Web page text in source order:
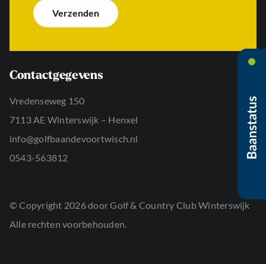
e
r
a
*
s
*
i
c
*
Verzenden
Contactgegevens
Vredenseweg 150
7113 AE Winterswijk – Henxel
info@golfbaandevoortwisch.nl
0543-563812
© Copyright 2026 door Golf & Country Club Winterswijk
Alle rechten voorbehouden.